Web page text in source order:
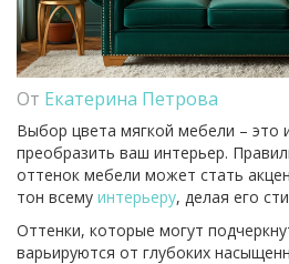
От Екатерина Петрова
Выбор цвета мягкой мебели – это
преобразить ваш интерьер.
оттенок мебели может стать
тон всему интерьеру, делая его
Оттенки, которые могут
варьируются от глубоких